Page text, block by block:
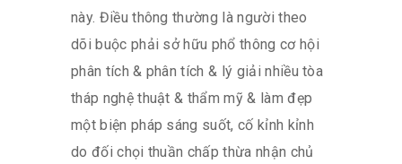
này. Điều thông thường là người theo
dõi buộc phải sở hữu phổ thông cơ hội
phân tích & phân tích & lý giải nhiều tòa
tháp nghệ thuật & thẩm mỹ & làm đẹp
một biện pháp sáng suốt, cố kỉnh kỉnh
do đối chọi thuần chấp thừa nhận chủ